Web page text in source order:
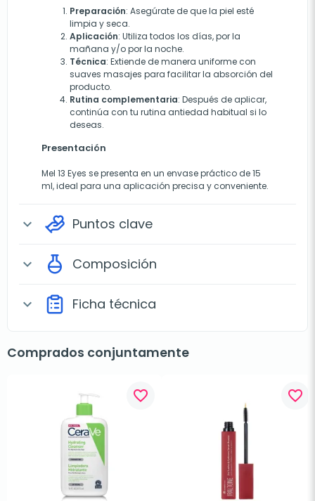
Preparación: Asegúrate de que la piel esté
limpia y seca.
Aplicación: Utiliza todos los días, por la
mañana y/o por la noche.
Técnica: Extiende de manera uniforme con
suaves masajes para facilitar la absorción del
producto.
Rutina complementaria: Después de aplicar,
continúa con tu rutina antiedad habitual si lo
deseas.
Presentación
Mel 13 Eyes se presenta en un envase práctico de 15
ml, ideal para una aplicación precisa y conveniente.
expand_more Puntos clave
expand_more Composición
expand_more Ficha técnica
Comprados conjuntamente
favorite_border favorite_border